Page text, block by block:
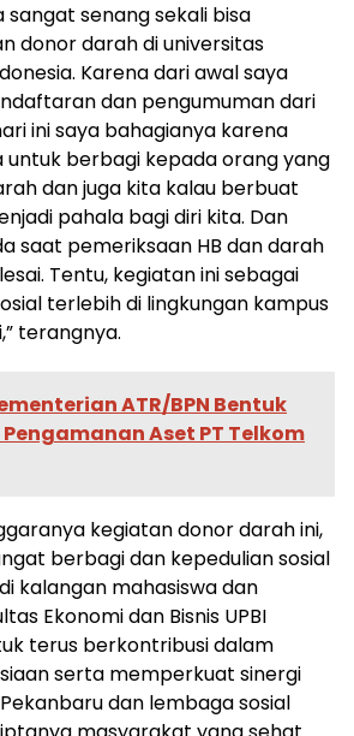
sangat senang sekali bisa
donor darah di universitas
Karena dari awal saya
dan pengumuman dari
ini saya bahagianya karena
untuk berbagi kepada orang yang
dan juga kita kalau berbuat
pahala bagi diri kita. Dan
saat pemeriksaan HB dan darah
Tentu, kegiatan ini sebagai
terlebih di lingkungan kampus
terangnya.
ATR/BPN Bentuk
Aset PT Telkom
kegiatan donor darah ini,
berbagi dan kepedulian sosial
kalangan mahasiswa dan
Ekonomi dan Bisnis UPBI
terus berkontribusi dalam
serta memperkuat sinergi
dan lembaga sosial